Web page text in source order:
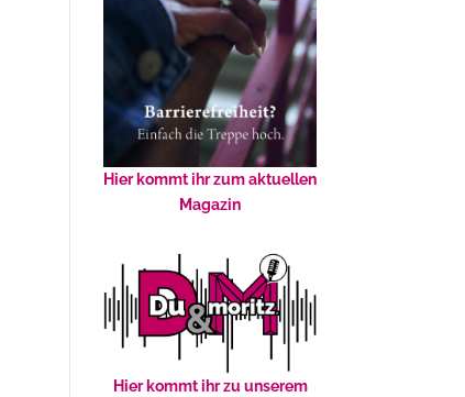
Hier kommt ihr zum aktuellen
Magazin
Hier kommt ihr zu unserem